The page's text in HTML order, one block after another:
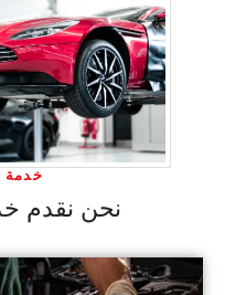
خدمة BYD F3 دبي
نحن نقدم